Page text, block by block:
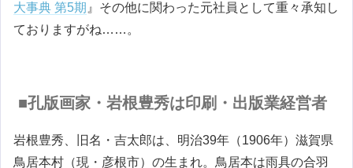
大事典 第5期 』その他に関わった元社員として重々承知し
ておりますがね……。
■孔版画家・岩根豊秀は印刷・出版業経営者
岩根豊秀、旧名・吉太郎は、明治39年（1906年）滋賀県
鳥居本村（現・彦根市）の生まれ。鳥居本は雨具の合羽